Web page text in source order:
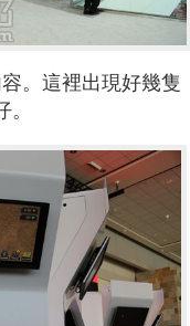
。這裡出現好幾隻